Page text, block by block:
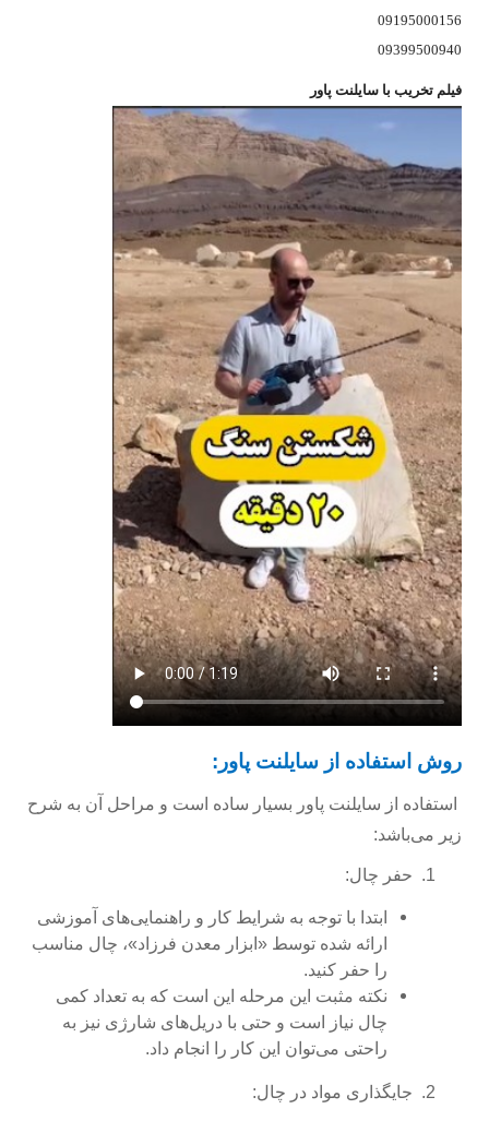
09195000156
09399500940
فیلم تخریب با سایلنت پاور
روش استفاده از سایلنت پاور:
استفاده از سایلنت پاور بسیار ساده است و مراحل آن به شرح
زیر می‌باشد:
1. حفر چال:
ابتدا با توجه به شرایط کار و راهنمایی‌های آموزشی
ارائه شده توسط «ابزار معدن فرزاد»، چال مناسب
را حفر کنید.
نکته مثبت این مرحله این است که به تعداد کمی
چال نیاز است و حتی با دریل‌های شارژی نیز به
راحتی می‌توان این کار را انجام داد.
2. جایگذاری مواد در چال: